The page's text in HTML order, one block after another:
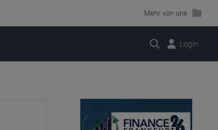
Mehr von uns
Suche Login